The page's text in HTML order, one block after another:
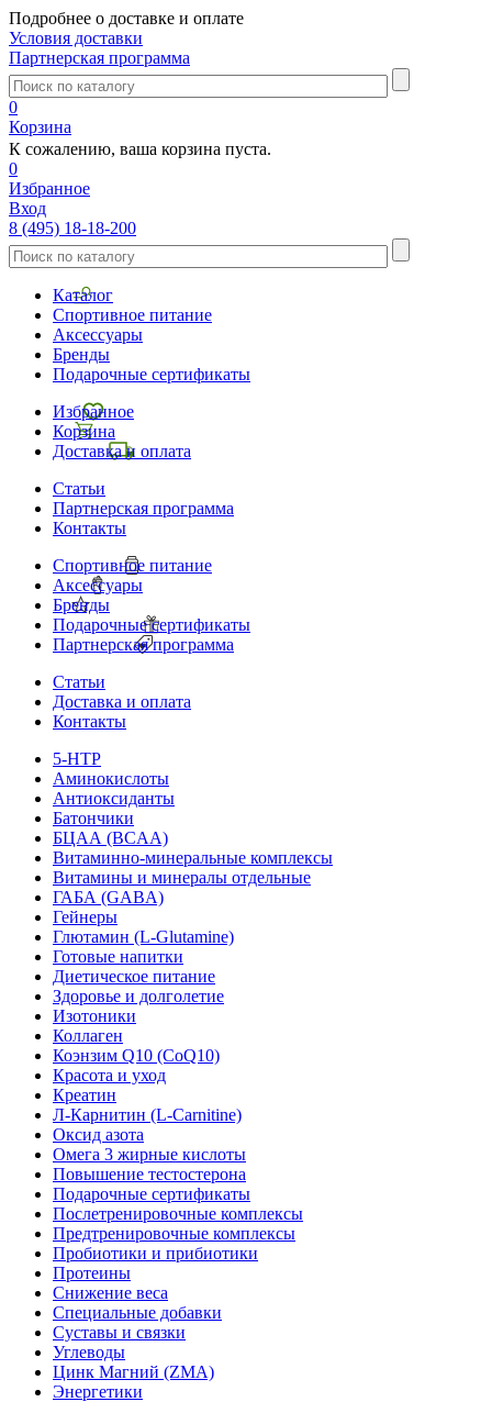
Подробнее о доставке и оплате
Условия доставки
Партнерская программа
0
Корзина
К сожалению, ваша корзина пуста.
0
Избранное
Вход
8 (495) 18-18-200
Каталог
Спортивное питание
Аксессуары
Бренды
Подарочные сертификаты
Избранное
Корзина
Доставка и оплата
Статьи
Партнерская программа
Контакты
Спортивное питание
Аксессуары
Бренды
Подарочные сертификаты
Партнерская программа
Статьи
Доставка и оплата
Контакты
5-HTP
Аминокислоты
Антиоксиданты
Батончики
БЦАА (BCAA)
Витаминно-минеральные комплексы
Витамины и минералы отдельные
ГАБА (GABA)
Гейнеры
Глютамин (L-Glutamine)
Готовые напитки
Диетическое питание
Здоровье и долголетие
Изотоники
Коллаген
Коэнзим Q10 (CoQ10)
Красота и уход
Креатин
Л-Карнитин (L-Сarnitine)
Оксид азота
Омега 3 жирные кислоты
Повышение тестостерона
Подарочные сертификаты
Послетренировочные комплексы
Предтренировочные комплексы
Пробиотики и прибиотики
Протеины
Снижение веса
Специальные добавки
Суставы и связки
Углеводы
Цинк Магний (ZMA)
Энергетики